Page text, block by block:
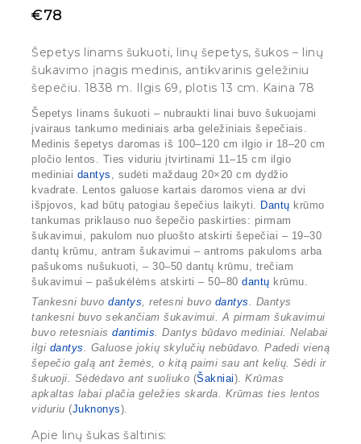
€78
Šepetys linams šukuoti, linų šepetys, šukos – linų
šukavimo įnagis medinis, antikvarinis geležiniu
šepečiu. 1838 m. Ilgis 69, plotis 13 cm. Kaina 78
Šepetys linams šukuoti – nubraukti linai buvo šukuojami
įvairaus tankumo mediniais arba geležiniais šepečiais.
Medinis šepetys daromas iš 100–120 cm ilgio ir 18–20 cm
pločio lentos. Ties viduriu įtvirtinami 11–15 cm ilgio
mediniai dantys , sudėti maždaug 20×20 cm dydžio
kvadrate. Lentos galuose kartais daromos viena ar dvi
išpjovos, kad būtų patogiau šepečius laikyti.
Dantų krūmo
tankumas priklauso nuo šepečio paskirties: pirmam
šukavimui, pakulom nuo pluošto atskirti šepečiai – 19–30
dantų krūmu, antram šukavimui – antroms pakuloms arba
pašukoms nušukuoti, – 30–50 dantų krūmu, trečiam
šukavimui – pašukėlėms atskirti – 50–80 dantų krūmu.
Tankesni buvo dantys, retesni buvo dantys. Dantys
tankesni buvo sekančiam šukavimui. A pirmam šukavimui
buvo retesniais dantimis. Dantys būdavo mediniai. Nelabai
ilgi dantys. Galuose jokių skylučių nebūdavo. Padedi vieną
šepečio galą ant žemės, o kitą paimi sau ant kelių. Sėdi ir
šukuoji. Sėdėdavo ant suoliuko (Šakniai). Krūmas
apkaltas labai plačia geležies skarda. Krūmas ties lentos
viduriu (Juknonys).
Apie linų šukas šaltinis: